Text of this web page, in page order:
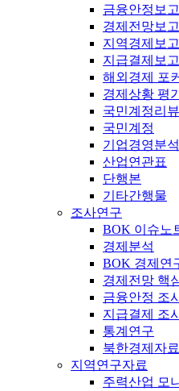
금융안정보
경제전망보
지역경제보
지급결제보
해외경제 포
경제상황 평
국민계정리뷰
국민계정
기업경영분석
산업연관표
단행본
기타간행물
조사연구
BOK 이슈노
경제분석
BOK 경제연
경제전망 핵
금융안정 조
지급결제 조
통계연구
북한경제자료
지역연구자료
주력산업 모